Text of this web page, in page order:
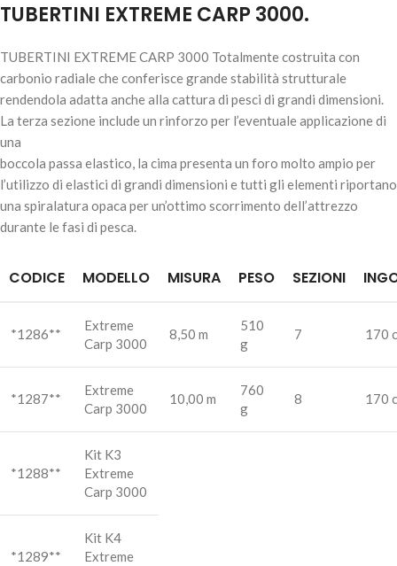
TUBERTINI EXTREME CARP 3000.
TUBERTINI EXTREME CARP 3000 Totalmente costruita con
carbonio radiale che conferisce grande stabilità strutturale
rendendola adatta anche alla cattura di pesci di grandi dimensioni.
La terza sezione include un rinforzo per l’eventuale applicazione di
una
boccola passa elastico, la cima presenta un foro molto ampio per
l’utilizzo di elastici di grandi dimensioni e tutti gli elementi riportano
una spiralatura opaca per un’ottimo scorrimento dell’attrezzo
durante le fasi di pesca.
CODICE MODELLO MISURA PESO SEZIONI
*1286**
Extreme
Carp 3000
8,50 m
510
g
7 170
*1287**
Extreme
Carp 3000
10,00 m
760
g
8 170
*1288**
Kit K3
Extreme
Carp 3000
*1289**
Kit K4
Extreme